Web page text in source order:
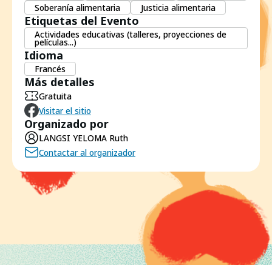
Soberanía alimentaria
Justicia alimentaria
Etiquetas del Evento
Actividades educativas (talleres, proyecciones de
películas...)
Idioma
Francés
Más detalles
Gratuita
Visitar el sitio
Organizado por
LANGSI YELOMA Ruth
Contactar al organizador